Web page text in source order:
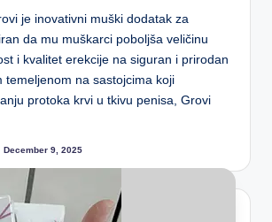
je inovativni muški dodatak za
da mu muškarci poboljša veličinu
i kvalitet erekcije na siguran i prirodan
temeljenom na sastojcima koji
protoka krvi u tkivu penisa, Grovi
December 9, 2025